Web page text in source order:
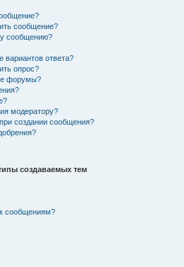
сообщение?
сообщению?
вариантов ответа?
опрос?
форумы?
модератору?
создании сообщения?
создаваемых тем
сообщениям?